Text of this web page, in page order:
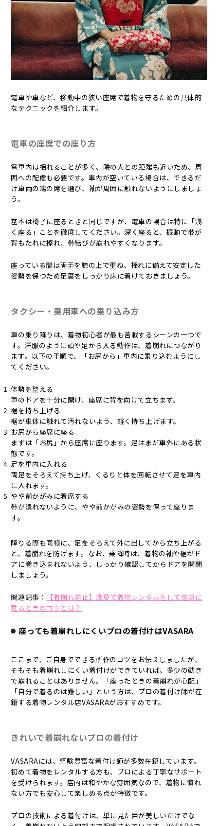
電車や車など、移動中の狭い座席で着物を守るための具体的
なテクニックを紹介します。
電車の座席での座り方
電車内は揺れることが多く、隣の人との距離も近いため、周
囲への配慮も必要です。車内が空いている場合は、できるだ
け車両の端の席を選び、袖が周囲に触れないようにしましょ
う。
基本は椅子に座るときと同じですが、電車の場合は特に「浅
く座る」ことを徹底してください。深く座ると、振動で帯が
背もたれに擦れ、帯結びが崩れやすくなります。
座っている間は両手を膝の上で重ね、揺れに備えて安定した
姿勢を保つため足裏をしっかり床に着けておきましょう。
タクシー・乗用車への乗り込み方
車の乗り降りは、着物初心者が最も苦戦するシーンの一つで
す。洋服のように頭や足から入る動作は、着崩れにつながり
ます。以下の手順で、「お尻から」車内に乗り込むようにし
てください。
体勢を整える
車のドアを十分に開け、座席に背を向けて立ちます。
裾を持ち上げる
裾が車体に触れて汚れないよう、軽く持ち上げます。
お尻から座席に座る
まずは「お尻」から座席に座ります。足はまだ車外にある状
態です。
足を車内に入れる
両足をそろえて持ち上げ、くるりと体を回転させて足を車内
に入れます。
やや前かがみに着席する
帯が潰れないように、やや前かがみの姿勢を保って座りま
す。
降りる際も同様に、足をそろえて外に出してから立ち上がる
と、着崩れを防げます。なお、乗降時は、着物の袖や裾がド
アに巻き込まれないよう、しっかり確認してからドアを開閉
しましょう。
関連記事：
【着崩れ防止】浅草で着物レンタルをして電車に
乗るときのコツとは？
座っても着崩れしにくいプロの着付けはVASARA
ここまで、ご自身でできる所作のコツをお伝えしましたが、
そもそも着崩れしにくい着付けができていれば、多少の動き
で崩れることはありません。「座ったときの着崩れが心配」
「自分で着るのは難しい」という方は、プロの着付け師が在
籍する着物レンタル店VASARAがおすすめです。
きれいで着崩れないプロの着付け
VASARAには、経験豊富な着付け師が多数在籍しています。
初めて着物をレンタルする方も、プロによる丁寧なサポート
を受けられます。店内は和やかな雰囲気なので、着物に慣れ
ない方でも安心して楽しめる点が特徴です。
プロの技術による着付けは、単に見た目が美しいだけでな